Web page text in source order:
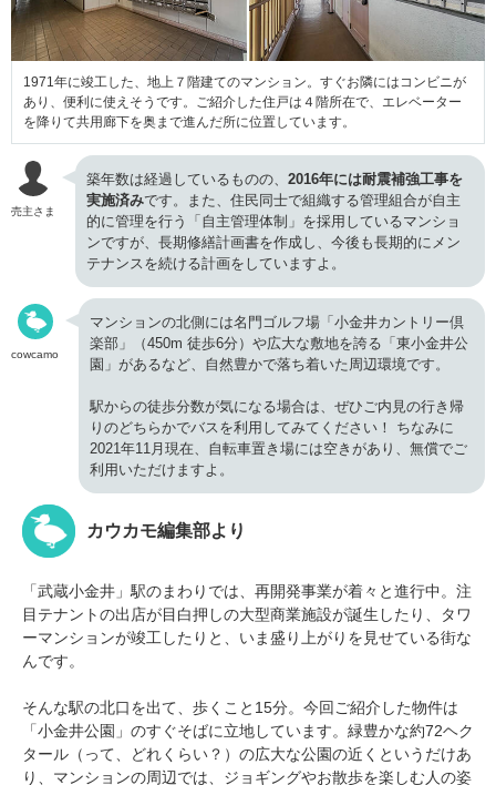
1971年に竣工した、地上７階建てのマンション。すぐお隣にはコンビニが
あり、便利に使えそうです。ご紹介した住戸は４階所在で、エレベーター
を降りて共用廊下を奥まで進んだ所に位置しています。
売主さま
築年数は経過しているものの、 2016年には耐震補強工事を
実施済みです。また、住民同士で組織する管理組合が自主
的に管理を行う「自主管理体制」を採用しているマンショ
ンですが、長期修繕計画書を作成し、今後も長期的にメン
テナンスを続ける計画をしていますよ。
cowcamo
マンションの北側には名門ゴルフ場「小金井カントリー倶
楽部」（450m 徒歩6分）や広大な敷地を誇る「東小金井公
園」があるなど、自然豊かで落ち着いた周辺環境です。
駅からの徒歩分数が気になる場合は、ぜひご内見の行き帰
りのどちらかでバスを利用してみてください！ ちなみに
2021年11月現在、自転車置き場には空きがあり、無償でご
利用いただけますよ。
カウカモ編集部より
「武蔵小金井」駅のまわりでは、再開発事業が着々と進行中。注
目テナントの出店が目白押しの大型商業施設が誕生したり、タワ
ーマンションが竣工したりと、いま盛り上がりを見せている街な
んです。
そんな駅の北口を出て、歩くこと15分。今回ご紹介した物件は
「小金井公園」のすぐそばに立地しています。緑豊かな約72ヘク
タール（って、どれくらい？）の広大な公園の近くというだけあ
り、マンションの周辺では、ジョギングやお散歩を楽しむ人の姿